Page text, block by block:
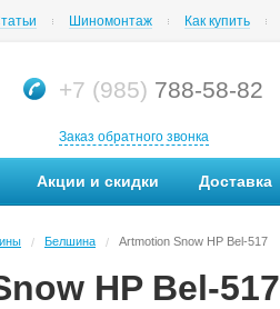
Шиномонтаж Как купить
+7 (985) 788-58-82
Заказ обратного звонка
Акции и скидки Доставка
/ Белшина / Artmotion Snow HP Bel-517
HP Bel-517